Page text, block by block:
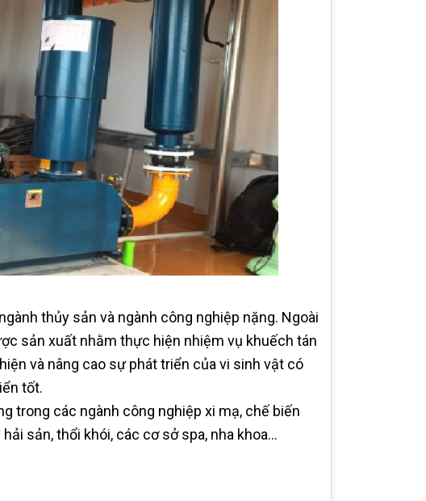
thủy sản và ngành công nghiệp nặng. Ngoài
sản xuất nhằm thực hiện nhiệm vụ khuếch tán
và nâng cao sự phát triển của vi sinh vật có
tốt.
trong các ngành công nghiệp xi mạ, chế biến
sản, thổi khói, các cơ sở spa, nha khoa…